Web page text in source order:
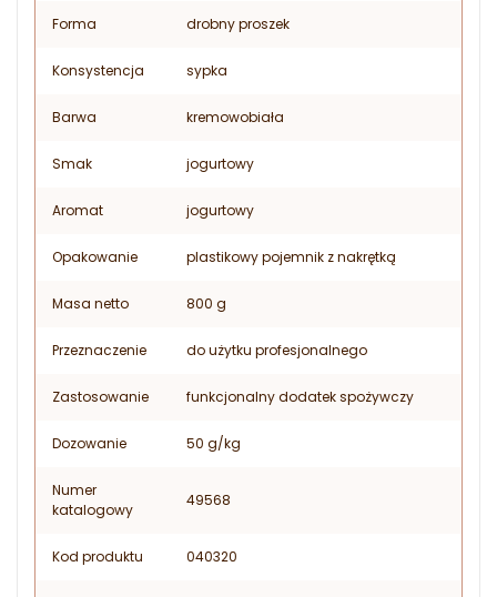
Forma drobny proszek
Konsystencja sypka
Barwa kremowobiała
Smak jogurtowy
Aromat jogurtowy
Opakowanie plastikowy pojemnik z nakrętką
Masa netto 800 g
Przeznaczenie do użytku profesjonalnego
Zastosowanie funkcjonalny dodatek spożywczy
Dozowanie 50 g/kg
Numer
katalogowy
49568
Kod produktu 040320